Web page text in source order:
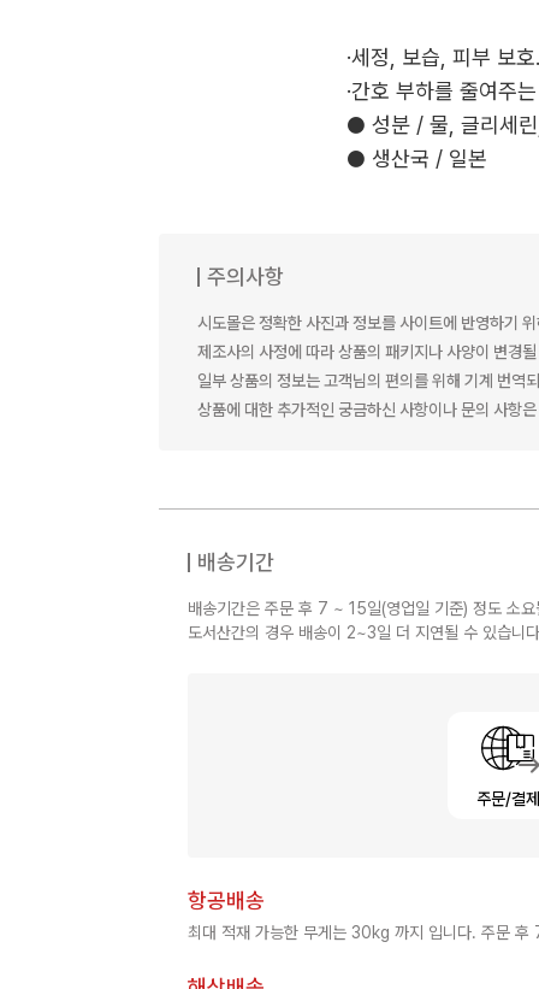
·세정, 보습, 피부 보
·간호 부하를 줄여주
● 성분 / 물, 글리세
● 생산국 / 일본
주의사항
시도몰은 정확한 사진과 정보를 사이트에 반영하기
제조사의 사정에 따라 상품의 패키지나 사양이 변경
일부 상품의 정보는 고객님의 편의를 위해 기계 번역
상품에 대한 추가적인 궁금하신 사항이나 문의 사항
배송기간
배송기간은 주문 후 7 ~ 15일(영업일 기준) 정도 소
도서산간의 경우 배송이 2~3일 더 지연될 수 있습니
주문/결제
항공배송
최대 적재 가능한 무게는 30kg 까지 입니다. 주문